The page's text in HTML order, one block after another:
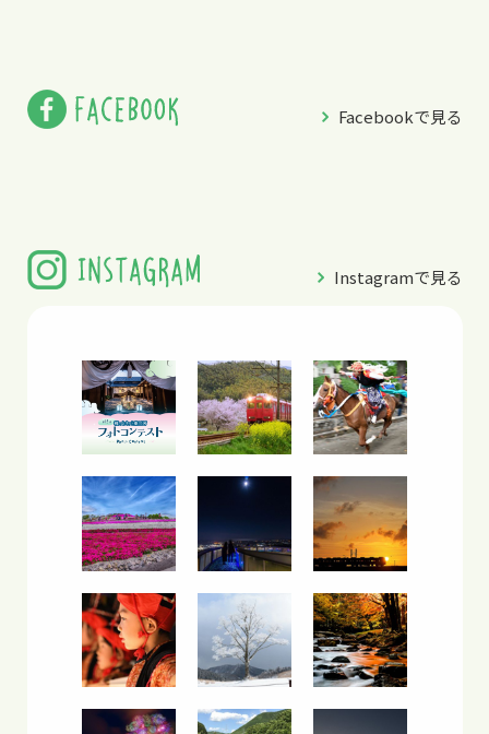
Facebookで見る
Instagramで見る